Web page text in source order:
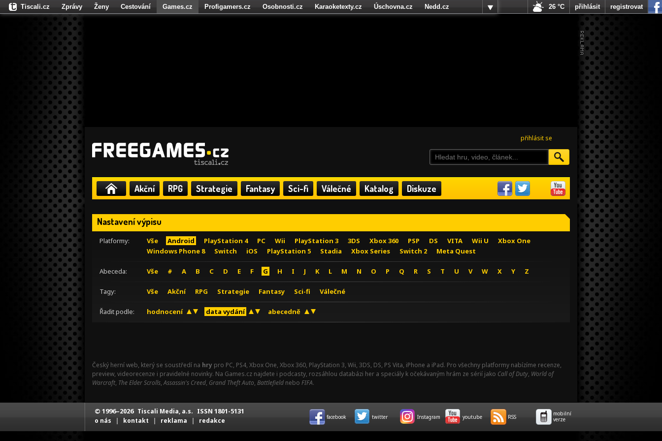
přihlásit se
Akční RPG Strategie Fantasy Sci-fi Válečné Katalog Diskuze
Nastavení výpisu
Platformy: Vše Android PlayStation 4 PC Wii PlayStation 3 3DS Xbox 360 PSP DS VITA Wii U
Xbox One
Windows Phone 8
Switch iOS PlayStation 5 Stadia Xbox Series Switch 2 Meta Quest
Abeceda: Vše # A B C D E F G H I J K L M N O P Q R S T U V W X Y Z
Tagy: Vše Akční RPG Strategie Fantasy Sci-fi Válečné
Řadit podle: hodnocení data vydání abecedně
Český herní web, který se soustředí na hry pro PC, PS4, Xbox One, Xbox 360, PlayStation 3, Wii, 3DS, DS, PS Vita, iPhone a iPad. Pro všechny platformy nabízíme recenze,
preview, videorecenze i pravidelné novinky. Na Games.cz najdete i podcasty, rozsáhlou databázi her a speciály k očekávaným hrám ze sérií jako Call of Duty, World of
Warcraft, The Elder Scrolls,Assassin's Creed, Grand Theft Auto, Battlefield nebo FIFA.
Tiscali.cz Zprávy Ženy Cestování Games.cz Profigamers.cz Osobnosti.cz Karaoketexty.cz Úschovna.cz
Nedd.cz
Fights.cz
26 °C přihlásit registrovat
© 1996–2026 Tiscali Media, a.s. ISSN 1801-5131
o nás | kontakt | reklama | redakce facebook twitter Instagram youtube RSS
mobilní
verze